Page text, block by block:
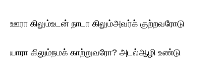
ஊரா கிலும்உடன் நாடா கிலும்அவர்க் குற்றவரோடு
யாரா கிலும்நமக் காற்றுவரோ? அடல்ஆழி உண்டு